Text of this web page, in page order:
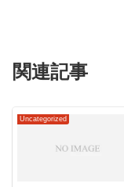
関連記事
Uncategorized